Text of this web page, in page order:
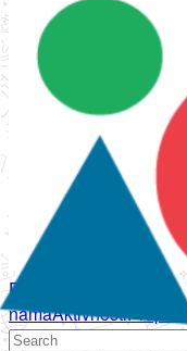
Početna
namaAktivnostiPropisi